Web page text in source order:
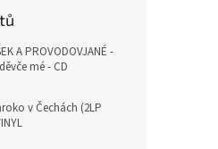
A PROVODOVJANÉ -
mé - CD
v Čechách (2LP